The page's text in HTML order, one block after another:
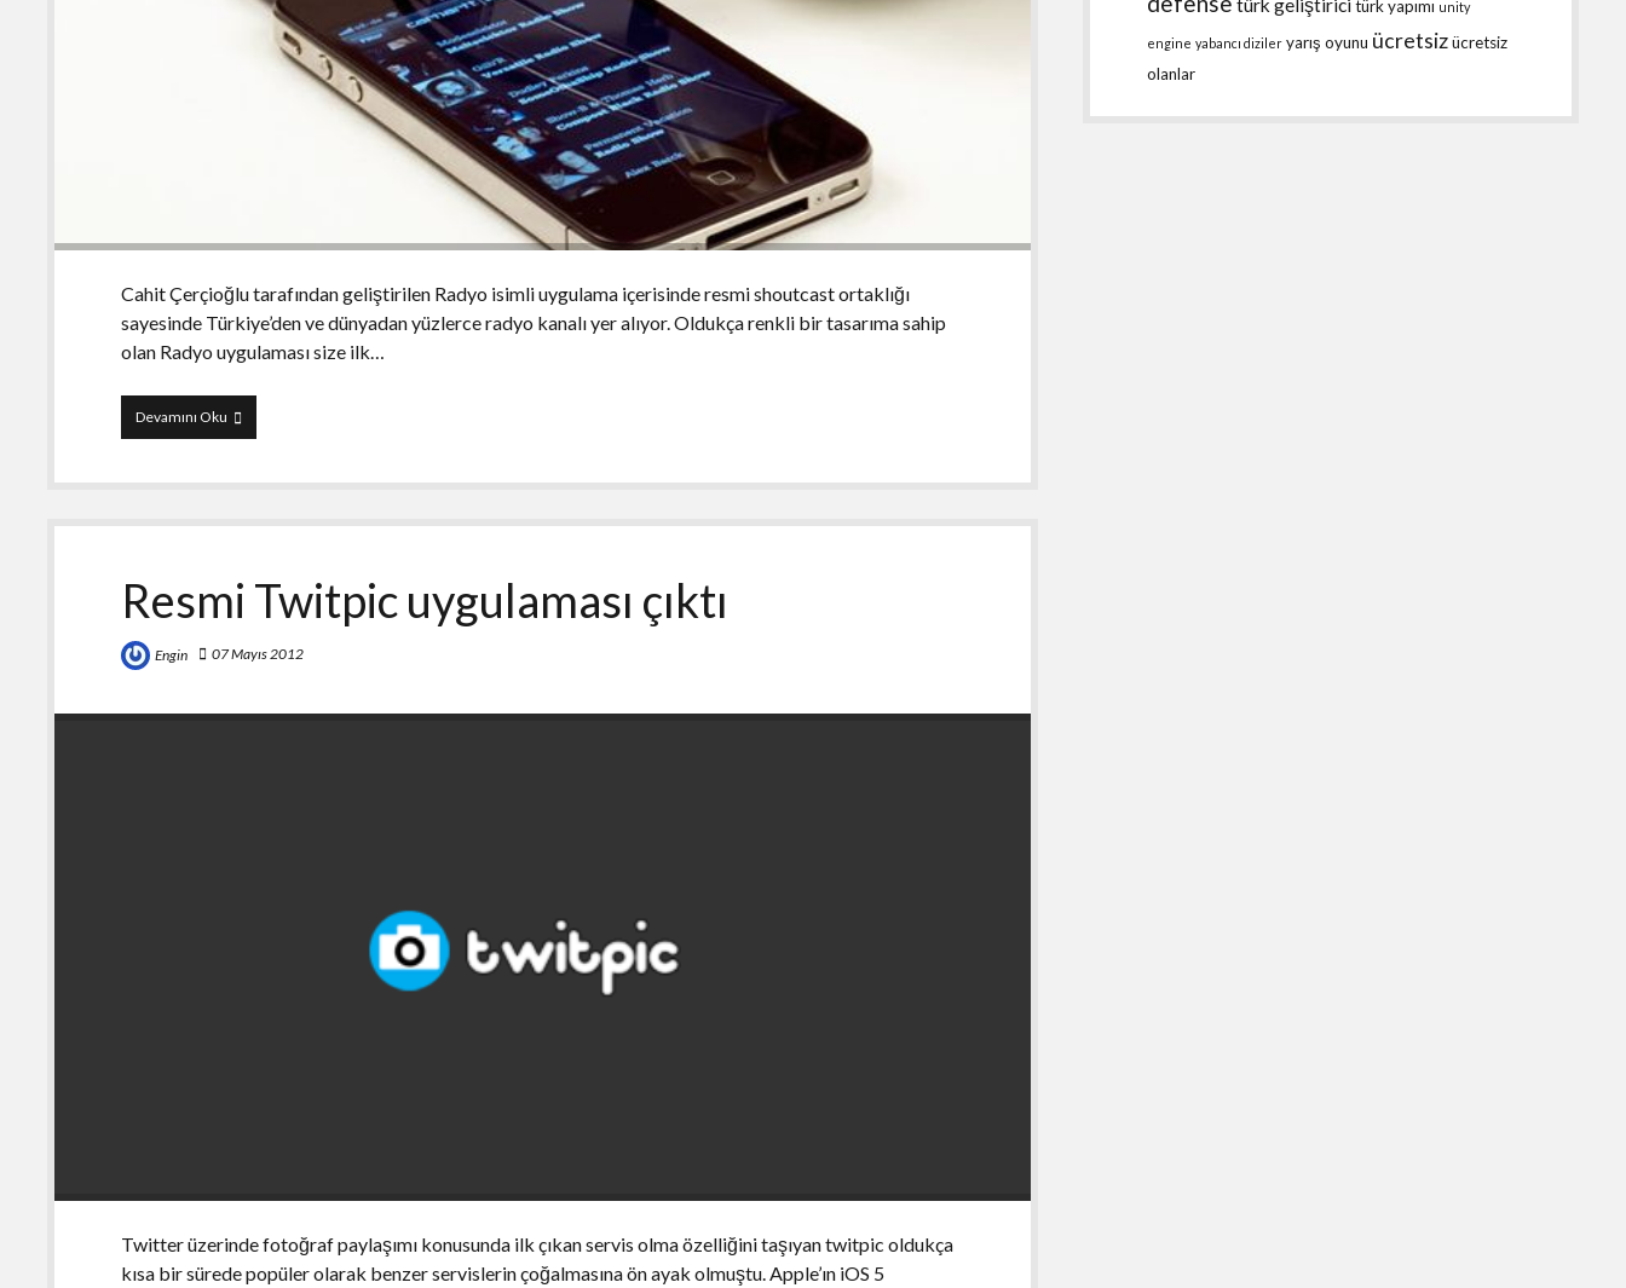
Cahit Çerçioğlu tarafından geliştirilen Radyo isimli uygulama içerisinde resmi shoutcast ortaklığı
sayesinde Türkiye’den ve dünyadan yüzlerce radyo kanalı yer alıyor. Oldukça renkli bir tasarıma sahip
olan Radyo uygulaması size ilk…
Devamını Oku Yerli
Radyo
Resmi Twitpic uygulaması çıktı
Engin 07 Mayıs 2012
Twitter üzerinde fotoğraf paylaşımı konusunda ilk çıkan servis olma özelliğini taşıyan twitpic oldukça
kısa bir sürede popüler olarak benzer servislerin çoğalmasına ön ayak olmuştu. Apple’ın iOS 5
türk geliştiricitürk yapımı unity
engine yabancı diziler yarış oyunu ücretsizücretsiz
olanlar